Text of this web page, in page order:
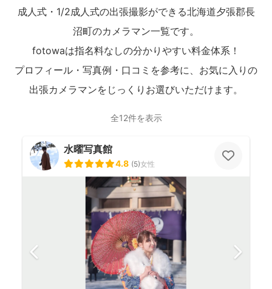
成人式・1/2成人式の出張撮影ができる北海道夕張郡長
沼町のカメラマン一覧です。
fotowaは指名料なしの分かりやすい料金体系！
プロフィール・写真例・口コミを参考に、お気に入りの
出張カメラマンをじっくりお選びいただけます。
全12件を表示
水曜写真館
4.8 (5)女性